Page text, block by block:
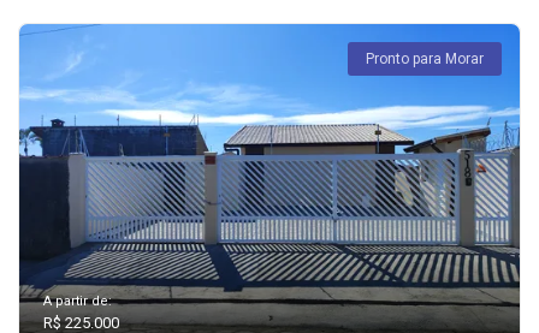
Pronto para Morar
A partir de:
R$ 225.000